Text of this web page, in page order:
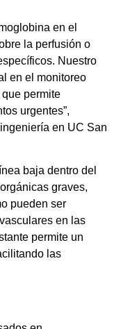
en el
la perfusión o
Nuestro
en el monitoreo
permite
urgentes”,
en UC San
baja dentro del
graves,
pueden ser
en las
permite un
las